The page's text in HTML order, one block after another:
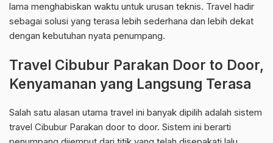
lama menghabiskan waktu untuk urusan teknis. Travel hadir
sebagai solusi yang terasa lebih sederhana dan lebih dekat
dengan kebutuhan nyata penumpang.
Travel Cibubur Parakan Door to Door,
Kenyamanan yang Langsung Terasa
Salah satu alasan utama travel ini banyak dipilih adalah sistem
travel Cibubur Parakan door to door. Sistem ini berarti